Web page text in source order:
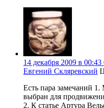
14 декабря 2009 в 00:43
Евгений Скляревский
Есть пара замечаний
выбран для
2. К статье Артура